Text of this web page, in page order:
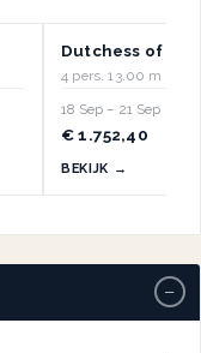
Dutchess of
4 pers.·13.00 m
18 Sep – 21 Sep
€ 1.752,40
BEKIJK →
−